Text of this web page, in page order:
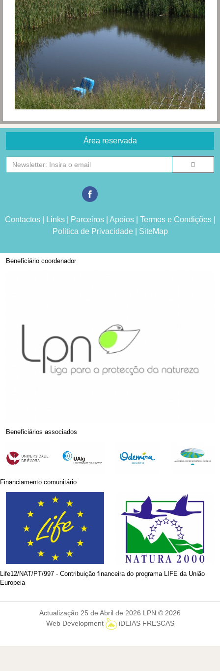
Área reservada
Contactos| Links| Parceiros| Apoios| Termos e Condições|
Politica de Privacidade| SiteMap
Beneficiário coordenador
Beneficiários associados
Financiamento comunitário
Life12/NAT/PT/997 - Contribuição financeira do programa LIFE da União
Europeia
Actualização 25 de Abril de 2026 LPN © 2026
Web Development
iDEIAS FRESCAS